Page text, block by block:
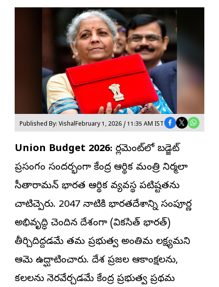
Published By: VishalFebruary 1, 2026 / 11:35 AM IST
Union Budget 2026: పార్లమెంట్‌లో బడ్జెట్
ప్రసంగం సందర్భంగా కేంద్ర ఆర్థిక మంత్రి నిర్మలా
సీతారామన్ భారత ఆర్థిక వ్యవస్థ పటిష్టతను
చాటిచెప్పారు. 2047 నాటికి భారతదేశాన్ని సంపూర్ణ
అభివృద్ధి చెందిన దేశంగా (వికసిత్ భారత్)
తీర్చిదిద్దడమే తమ ప్రభుత్వ అంతిమ లక్ష్యమని
ఆమె ఉద్ఘాటించారు. దేశ ప్రజల ఆకాంక్షలను,
కలలను నెరవేర్చడమే కేంద్ర ప్రభుత్వ ప్రథమ